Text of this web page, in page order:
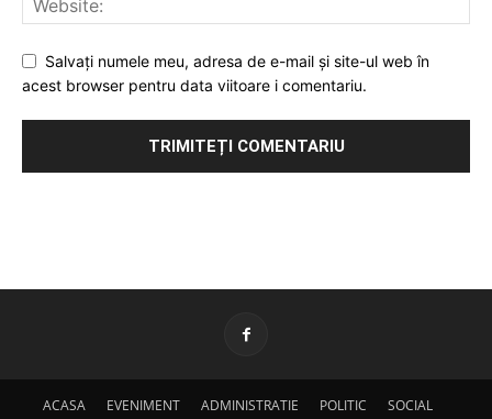
Salvați numele meu, adresa de e-mail și site-ul web în
acest browser pentru data viitoare i comentariu.
ACASA EVENIMENT ADMINISTRATIE POLITIC SOCIAL